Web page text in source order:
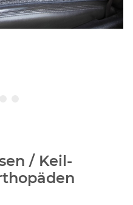
/ Keil-